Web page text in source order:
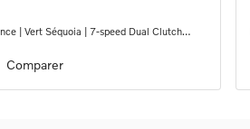
| Vert Séquoia | 7-speed Dual Clutch
Comparer